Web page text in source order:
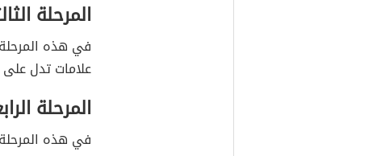
المرحلة
في هذه
علامات تدل
المرحلة
في هذه